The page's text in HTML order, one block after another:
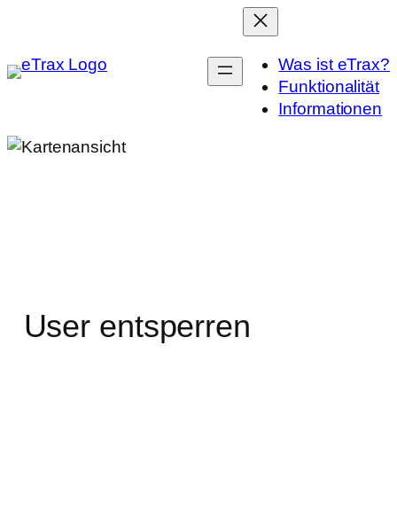
springen
Was ist eTrax?
Funktionalität
Informationen
User entsperren